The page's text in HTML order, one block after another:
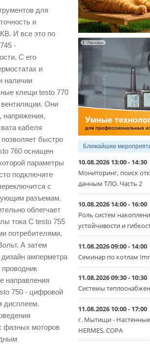
для
и
И все это по
-
С его
и
наличии
клещи testo 770
вентиляции. Они
напряжения,
кабеля
позволяет быстро
760 оснащен
параметры
подключите
с
разъемам.
облегчает
тока С testo 755
потребителями.
А затем
амперметра
проводник
направления
750 - цифровой
дисплеем.
фазных моторов
ВЧЕРА
4
4
ЦОД
3
Реклама
Ближайшие
10.08.2026 13:00 - 14:30
Мониторинг, поиск
данным ТЛО. Часть 2
10.08.2026 14:00 - 16:00
Роль систем
устойчивости и
11.08.2026 09:00 - 14:00
Семинар по котлам
11.08.2026 09:30 - 10:30
Системы
11.08.2026 10:00 - 17:00
г. Мытищи -
HERMES, COPA